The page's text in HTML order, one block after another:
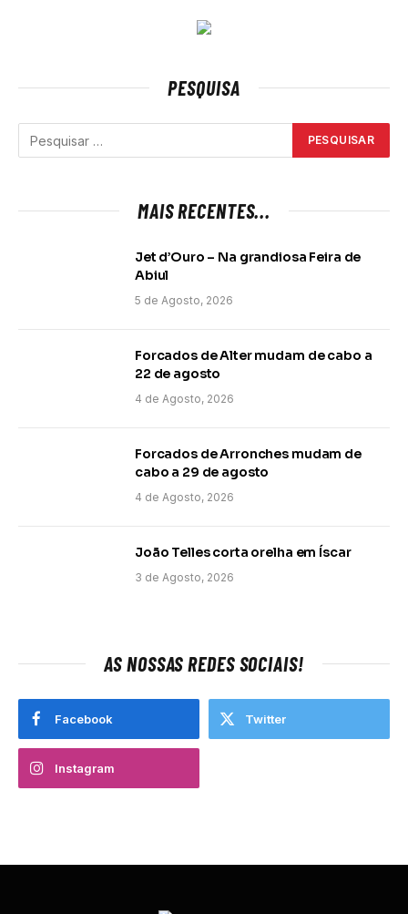
PESQUISA
MAIS RECENTES...
Jet d’Ouro – Na grandiosa Feira de
Abiul
5 de Agosto, 2026
Forcados de Alter mudam de cabo a
22 de agosto
4 de Agosto, 2026
Forcados de Arronches mudam de
cabo a 29 de agosto
4 de Agosto, 2026
João Telles corta orelha em Íscar
3 de Agosto, 2026
AS NOSSAS REDES SOCIAIS!
Facebook Twitter
Instagram